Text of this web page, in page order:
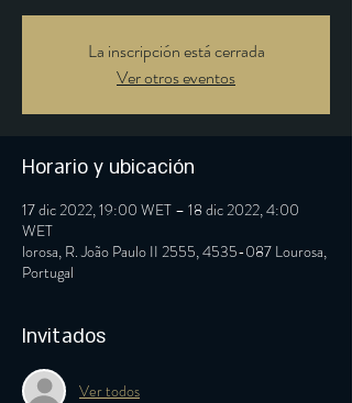
La inscripción está cerrada
Ver otros eventos
Horario y ubicación
17 dic 2022, 19:00 WET – 18 dic 2022, 4:00
WET
lorosa, R. João Paulo II 2555, 4535-087 Lourosa,
Portugal
Invitados
Ver todos